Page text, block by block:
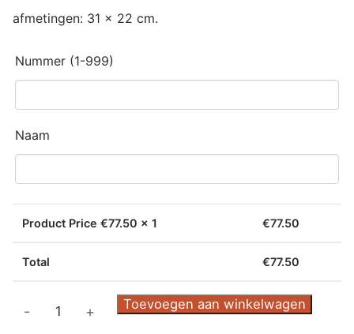
afmetingen: 31 x 22 cm.
Nummer (1-999)
Naam
Product Price €77.50 x 1 €77.50
Total €77.50
- + Toevoegen aan winkelwagen